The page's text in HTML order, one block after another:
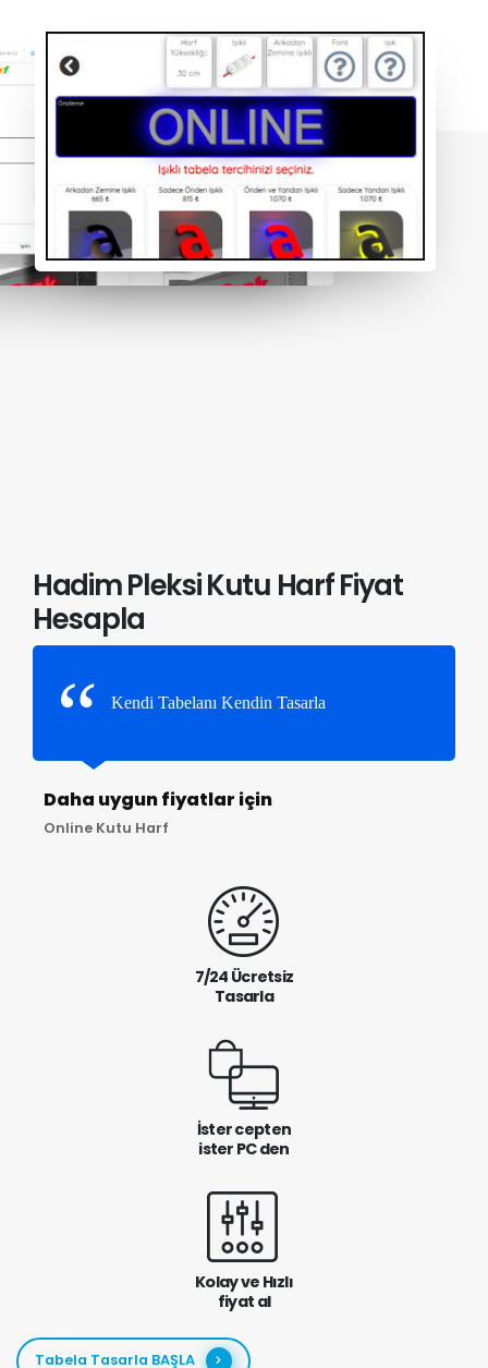
Hadim Pleksi Kutu Harf Fiyat
Hesapla
Kendi Tabelanı Kendin Tasarla
Daha uygun fiyatlar için
Online Kutu Harf
7/24 Ücretsiz
Tasarla
İster cepten
ister PC den
Kolay ve Hızlı
fiyat al
Tabela Tasarla BAŞLA